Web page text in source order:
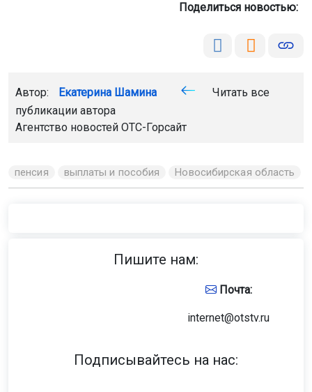
Поделиться новостью:
Автор: Екатерина Шамина
Читать все
публикации автора
Агентство новостей ОТС-Горсайт
пенсия выплаты и пособия Новосибирская область
Пишите нам:
Почта:
internet@otstv.ru
Подписывайтесь на нас: